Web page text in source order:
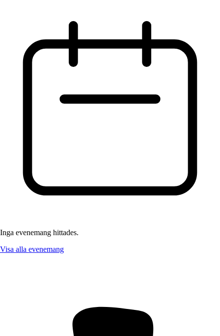
Inga evenemang hittades.
Visa alla evenemang